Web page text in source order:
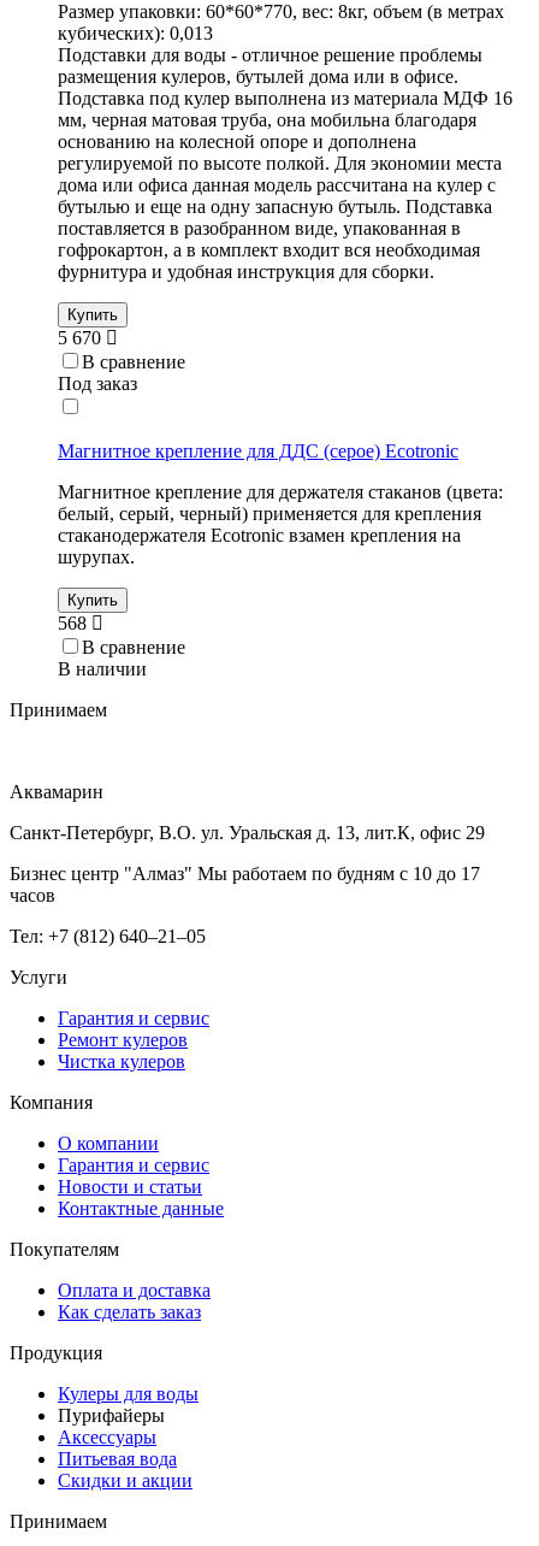
Размер упаковки: 60*60*770, вес: 8кг, объем (в метрах
кубических): 0,013
Подставки для воды - отличное решение проблемы
размещения кулеров, бутылей дома или в офисе.
Подставка под кулер выполнена из материала МДФ 16
мм, черная матовая труба, она мобильна благодаря
основанию на колесной опоре и дополнена
регулируемой по высоте полкой. Для экономии места
дома или офиса данная модель рассчитана на кулер с
бутылью и еще на одну запасную бутыль. Подставка
поставляется в разобранном виде, упакованная в
гофрокартон, а в комплект входит вся необходимая
фурнитура и удобная инструкция для сборки.
Купить
5 670
В сравнение
Под заказ
Магнитное крепление для ДДС (серое) Ecotronic
Магнитное крепление для держателя стаканов (цвета:
белый, серый, черный) применяется для крепления
стаканодержателя Ecotronic взамен крепления на
шурупах.
Купить
568
В сравнение
В наличии
Принимаем
Аквамарин
Санкт-Петербург, В.О. ул. Уральская д. 13, лит.К, офис 29
Бизнес центр "Алмаз" Мы работаем по будням с 10 до 17
часов
Тел: +7 (812) 640–21–05
Услуги
Гарантия и сервис
Ремонт кулеров
Чистка кулеров
Компания
О компании
Гарантия и сервис
Новости и статьи
Контактные данные
Покупателям
Оплата и доставка
Как сделать заказ
Продукция
Кулеры для воды
Пурифайеры
Аксессуары
Питьевая вода
Скидки и акции
Принимаем